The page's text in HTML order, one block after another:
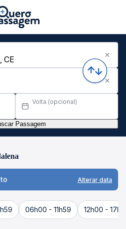
Volta (opcional)
Passagem
Alterar data
06h00 - 11h59 12h00 -